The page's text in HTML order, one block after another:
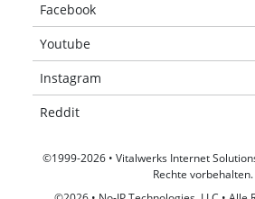
Facebook
Youtube
Instagram
Reddit
©1999-2026 • Vitalwerks Internet
Rechte vorbehalten.